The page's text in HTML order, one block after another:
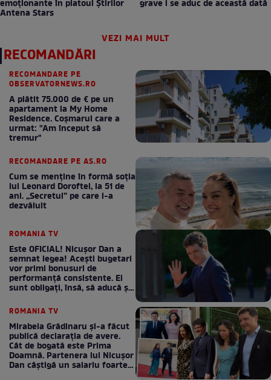
emoționante în platoul Știrilor
Antena Stars
grave i se aduc de această dată
VEZI MAI MULT
RECOMANDĂRI
RECOMANDARE PE
OBSERVATORNEWS.RO
A plătit 75.000 de € pe un
apartament la My Home
Residence. Coşmarul care a
urmat: "Am început să
tremur"
RECOMANDARE PE AS.RO
Cum se menţine în formă soţia
lui Leonard Doroftei, la 51 de
ani. „Secretul” pe care l-a
dezvăluit
ROMANIA TV
Este OFICIAL! Nicușor Dan a
semnat legea! Acești bugetari
vor primi bonusuri de
performanță consistente. Ei
sunt obligați, însă, să aducă și
ROMANIA TV
Mirabela Grădinaru și-a făcut
publică declarația de avere.
Cât de bogată este Prima
Doamnă. Partenera lui Nicușor
Dan câștigă un salariu foarte